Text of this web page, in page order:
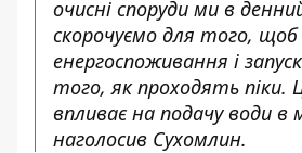
очисні споруди ми в
скорочуємо для того,
енергоспоживання і
того, як проходять піки.
впливає на подачу води в
наголосив Сухомлин.